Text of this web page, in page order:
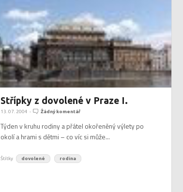
Střípky z dovolené v Praze I.
13. 07. 2004 - Žádný komentář
Týden v kruhu rodiny a přátel okořeněný výlety po
okolí a hrami s dětmi – co víc si může...
Štítky dovolené rodina